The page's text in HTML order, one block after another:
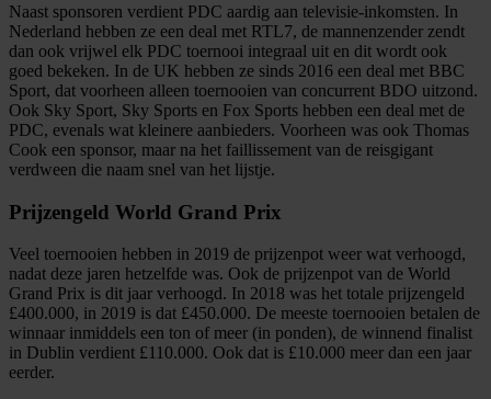
Naast sponsoren verdient PDC aardig aan televisie-inkomsten. In
Nederland hebben ze een deal met RTL7, de mannenzender zendt
dan ook vrijwel elk PDC toernooi integraal uit en dit wordt ook
goed bekeken. In de UK hebben ze sinds 2016 een deal met BBC
Sport, dat voorheen alleen toernooien van concurrent BDO uitzond.
Ook Sky Sport, Sky Sports en Fox Sports hebben een deal met de
PDC, evenals wat kleinere aanbieders. Voorheen was ook Thomas
Cook een sponsor, maar na het faillissement van de reisgigant
verdween die naam snel van het lijstje.
Prijzengeld World Grand Prix
Veel toernooien hebben in 2019 de prijzenpot weer wat verhoogd,
nadat deze jaren hetzelfde was. Ook de prijzenpot van de World
Grand Prix is dit jaar verhoogd. In 2018 was het totale prijzengeld
£400.000, in 2019 is dat £450.000. De meeste toernooien betalen de
winnaar inmiddels een ton of meer (in ponden), de winnend finalist
in Dublin verdient £110.000. Ook dat is £10.000 meer dan een jaar
eerder.